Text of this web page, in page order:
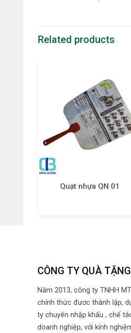
Related products
Quạt nhựa QN 01
CÔNG TY QUÀ
Năm 2013, công ty TNHH
chính thức đươc thành lập,
ty chuyên nhập khẩu , chế
doanh nghiệp, với kinh